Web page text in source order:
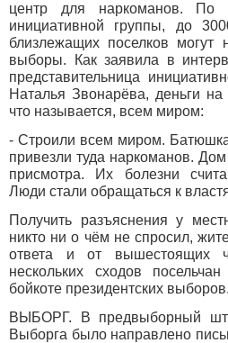
центр для наркоманов. По
инициативной группы, до
близлежащих поселков могут
выборы. Как заявила в
представительница
Наталья Звонарёва, деньги
что называется, всем миром:
- Строили всем миром.
привезли туда наркоманов.
присмотра. Их болезни
Люди стали обращаться к
Получить разъяснения у
никто ни о чём не спросил,
ответа и от вышестоящих
нескольких сходов
бойкоте президентских выборов.
ВЫБОРГ. В предвыборный
Выборга было направлено